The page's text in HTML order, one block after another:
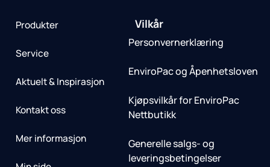
Produkter
Service
Aktuelt & Inspirasjon
Kontakt oss
Mer informasjon
Vilkår
Personvernerklæring
EnviroPac og Åpenhetsloven
Kjøpsvilkår for EnviroPac
Nettbutikk
Generelle salgs- og
leveringsbetingelser